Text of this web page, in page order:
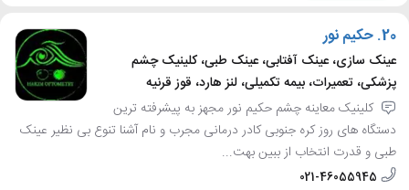
20. حکیم نور
عینک سازی، عینک آفتابی، عینک طبی، کلینیک چشم
پزشکی، تعمیرات، بیمه تکمیلی، لنز هارد، قوز قرنیه
کلینیک معاینه چشم حکیم نور مجهز به پیشرفته ترین
دستگاه های روز کره جنوبی کادر درمانی مجرب و نام آشنا تنوع بی نظیر عینک
طبی و قدرت انتخاب از ببین بهت...
021-46055945